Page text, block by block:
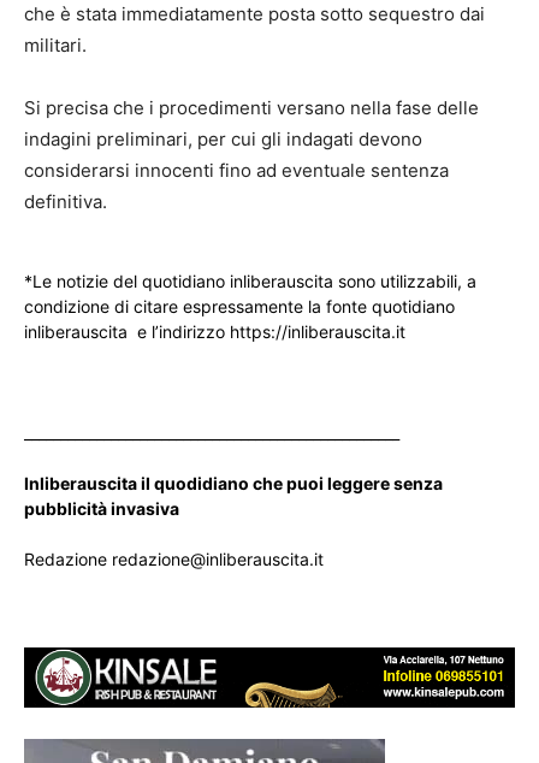
che è stata immediatamente posta sotto sequestro dai
militari.
Si precisa che i procedimenti versano nella fase delle
indagini preliminari, per cui gli indagati devono
considerarsi innocenti fino ad eventuale sentenza
definitiva.
*Le notizie del quotidiano inliberauscita sono utilizzabili, a
condizione di citare espressamente la fonte quotidiano
inliberauscita e l’indirizzo https://inliberauscita.it
Inliberauscita il quodidiano che puoi leggere senza
pubblicità invasiva
Redazione redazione@inliberauscita.it